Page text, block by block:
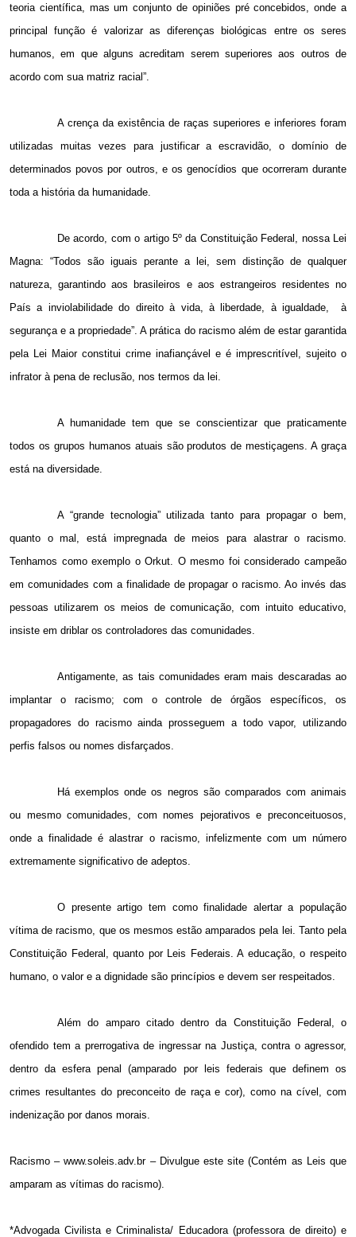
teoria científica, mas um conjunto de opiniões pré concebidos, onde a
principal função é valorizar as diferenças biológicas entre os seres
humanos, em que alguns acreditam serem superiores aos outros de
acordo com sua matriz racial”.
A crença da existência de raças superiores e inferiores foram
utilizadas muitas vezes para justificar a escravidão, o domínio de
determinados povos por outros, e os genocídios que ocorreram durante
toda a história da humanidade.
De acordo, com o artigo 5º da Constituição Federal, nossa Lei
Magna: “Todos são iguais perante a lei, sem distinção de qualquer
natureza, garantindo aos brasileiros e aos estrangeiros residentes no
País a inviolabilidade do direito à vida, à liberdade, à igualdade,
à
segurança e a propriedade”. A prática do racismo além de estar garantida
pela Lei Maior constitui crime inafiançável e é imprescritível, sujeito o
infrator à pena de reclusão, nos termos da lei.
A humanidade tem que se conscientizar que praticamente
todos os grupos humanos atuais são produtos de mestiçagens. A graça
está na diversidade.
A “grande tecnologia” utilizada tanto para propagar o bem,
quanto o mal, está impregnada de meios para alastrar o racismo.
Tenhamos como exemplo o Orkut. O mesmo foi considerado campeão
em comunidades com a finalidade de propagar o racismo. Ao invés das
pessoas utilizarem os meios de comunicação, com intuito educativo,
insiste em driblar os controladores das comunidades.
Antigamente, as tais comunidades eram mais descaradas ao
implantar o racismo; com o controle de órgãos específicos, os
propagadores do racismo ainda prosseguem a todo vapor, utilizando
perfis falsos ou nomes disfarçados.
Há exemplos onde os negros são comparados com animais
ou mesmo comunidades, com nomes pejorativos e preconceituosos,
onde a finalidade é alastrar o racismo, infelizmente com um número
extremamente significativo de adeptos.
O presente artigo tem como finalidade alertar a população
vítima de racismo, que os mesmos estão amparados pela lei. Tanto pela
Constituição Federal, quanto por Leis Federais. A educação, o respeito
humano, o valor e a dignidade são princípios e devem ser respeitados.
Além do amparo citado dentro da Constituição Federal, o
ofendido tem a prerrogativa de ingressar na Justiça, contra o agressor,
dentro da esfera penal (amparado por leis federais que definem os
crimes resultantes do preconceito de raça e cor), como na cível, com
indenização por danos morais.
Racismo – www.soleis.adv.br – Divulgue este site (Contém as Leis que
amparam as vítimas do racismo).
*Advogada Civilista e Criminalista/ Educadora (professora de direito) e